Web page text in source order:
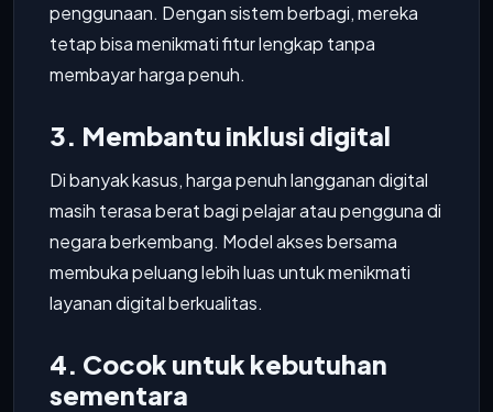
penggunaan. Dengan sistem berbagi, mereka
tetap bisa menikmati fitur lengkap tanpa
membayar harga penuh.
3. Membantu inklusi digital
Di banyak kasus, harga penuh langganan digital
masih terasa berat bagi pelajar atau pengguna di
negara berkembang. Model akses bersama
membuka peluang lebih luas untuk menikmati
layanan digital berkualitas.
4. Cocok untuk kebutuhan
sementara